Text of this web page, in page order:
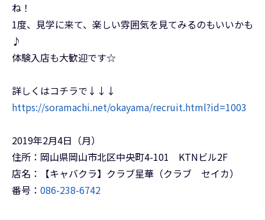
ね！
1度、見学に来て、楽しい雰囲気を見てみるのもいいかも
♪
体験入店も大歓迎です☆
詳しくはコチラで↓↓↓
https://soramachi.net/okayama/recruit.html?id=1003
2019年2月4日（月）
住所：岡山県岡山市北区中央町4-101 KTNビル2F
店名：【キャバクラ】クラブ星華（クラブ セイカ）
番号： 086-238-6742